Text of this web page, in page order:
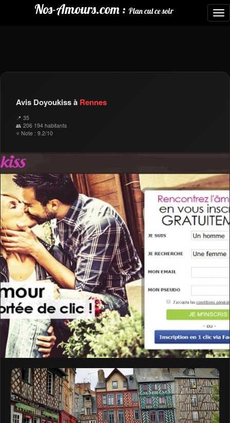
Nos-Amours.com : Plan cul ce soir
Avis Doyoukiss à Rennes
📍 35
👥 206 194 habitants
⭐ Note : 9.2/10